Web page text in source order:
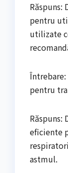
Răspuns:
pentru
utilizate
pentru
Răspuns:
eficiente
astmul.